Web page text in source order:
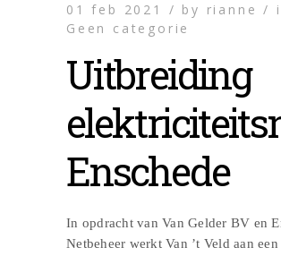
01 feb 2021 / by rianne /
Geen categorie
Uitbreiding
Enschede
In opdracht van Van Gelder BV en
Netbeheer werkt Van ’t Veld aan een